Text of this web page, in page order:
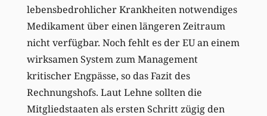
lebensbedrohlicher Krankheiten notwendiges
Medikament über einen längeren Zeitraum
nicht verfügbar. Noch fehlt es der EU an einem
wirksamen System zum Management
kritischer Engpässe, so das Fazit des
Rechnungshofs. Laut Lehne sollten die
Mitgliedstaaten als ersten Schritt zügig den